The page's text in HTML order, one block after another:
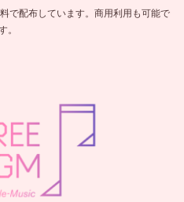
で配布しています。商用利用も可能で
。